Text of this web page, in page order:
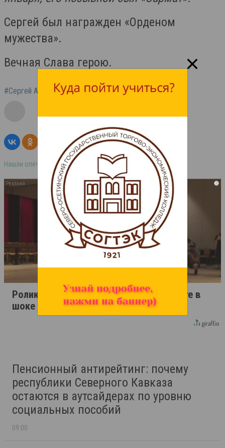
Сергей был награжден «Орденом
мужества».
Вечная Слава герою.
#Сергей Айдаров #СВО
Нашли опечатку в тексте? Выделите её и нажмите ctrl+enter
i
Ролик длится пару секунд, но вы будете в
шоке от увиденного
Пенсионный антирейтинг: почему
республики Северного Кавказа
остаются в аутсайдерах по уровню
социальных пособий
09:00